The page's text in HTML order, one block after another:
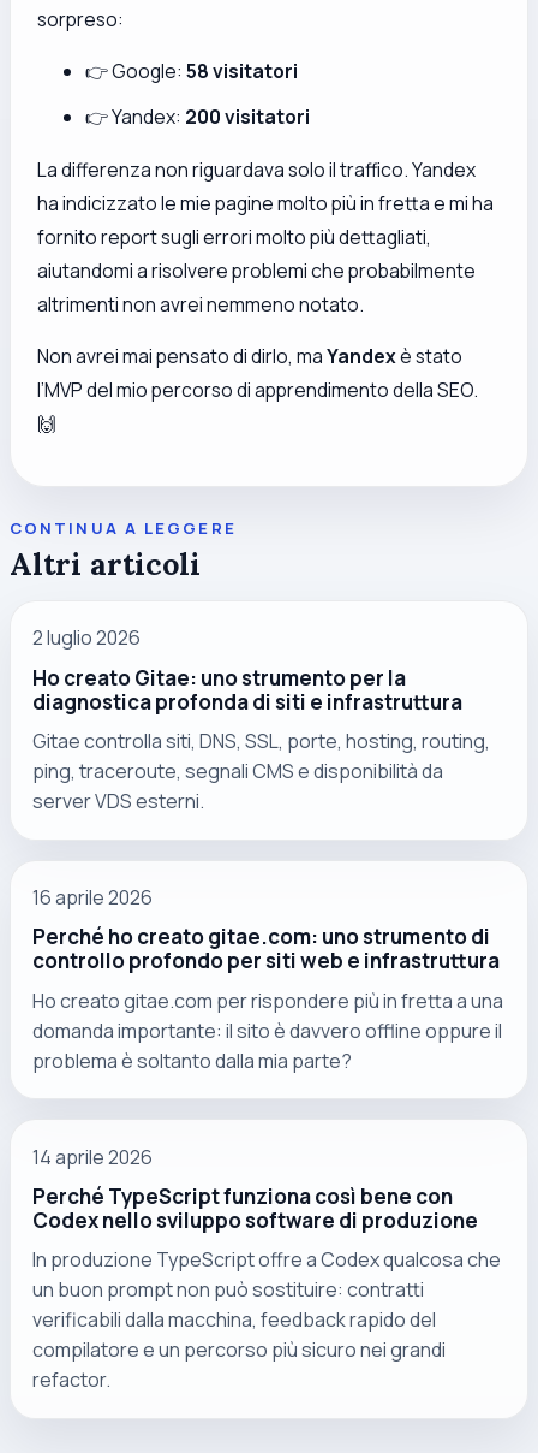
sorpreso:
👉 Google:58 visitatori
👉 Yandex: 200 visitatori
La differenza non riguardava solo il traffico. Yandex
ha indicizzato le mie pagine molto più in fretta e mi ha
fornito report sugli errori molto più dettagliati,
aiutandomi a risolvere problemi che probabilmente
altrimenti non avrei nemmeno notato.
Non avrei mai pensato di dirlo, maYandexè stato
l’MVP del mio percorso di apprendimento della SEO.
🙌
CONTINUA A LEGGERE
Altri articoli
2 luglio 2026
Ho creato Gitae: uno strumento per la
diagnostica profonda di siti e infrastruttura
Gitae controlla siti, DNS, SSL, porte, hosting, routing,
ping, traceroute, segnali CMS e disponibilità da
server VDS esterni.
16 aprile 2026
Perché ho creato gitae.com: uno strumento di
controllo profondo per siti web e infrastruttura
Ho creato gitae.com per rispondere più in fretta a una
domanda importante: il sito è davvero offline oppure il
problema è soltanto dalla mia parte?
14 aprile 2026
Perché TypeScript funziona così bene con
Codex nello sviluppo software di produzione
In produzione TypeScript offre a Codex qualcosa che
un buon prompt non può sostituire: contratti
verificabili dalla macchina, feedback rapido del
compilatore e un percorso più sicuro nei grandi
refactor.